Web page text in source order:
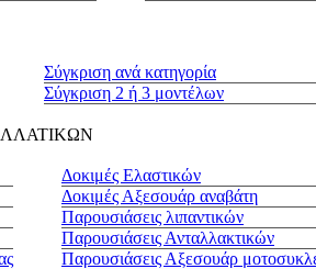
Σύγκριση ανά κατηγορία
Σύγκριση 2 ή 3 μοντέλων
Δοκιμές Ελαστικών
Δοκιμές Αξεσουάρ αναβάτη
Παρουσιάσεις λιπαντικών
Παρουσιάσεις Ανταλλακτικών
Παρουσιάσεις Αξεσουάρ